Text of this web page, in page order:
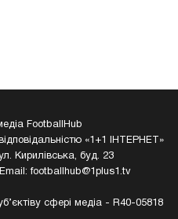
FootballHub
«1+1 ІНТЕРНЕТ»
Кирилівська, буд. 23
Email:footballhub@1plus1.tv
сфері медіа - R40-05818